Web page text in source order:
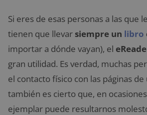
Si eres de esas personas a las que
tienen que llevar siempre un libro
importar a dónde vayan), el
gran utilidad. Es verdad, muchas
el contacto físico con las páginas
también es cierto que, en
ejemplar puede resultarnos